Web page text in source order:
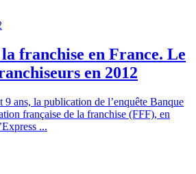
franchise en France. Le
en 2012
9 ans, la publication de l’enquête Banque
française de la franchise (FFF), en
...